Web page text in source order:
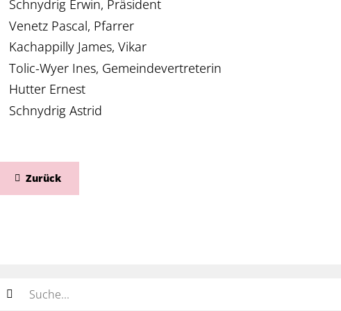
Schnydrig Erwin, Präsident
Venetz Pascal, Pfarrer
Kachappilly James, Vikar
Tolic-Wyer Ines, Gemeindevertreterin
Hutter Ernest
Schnydrig Astrid
Zurück
Suchwort